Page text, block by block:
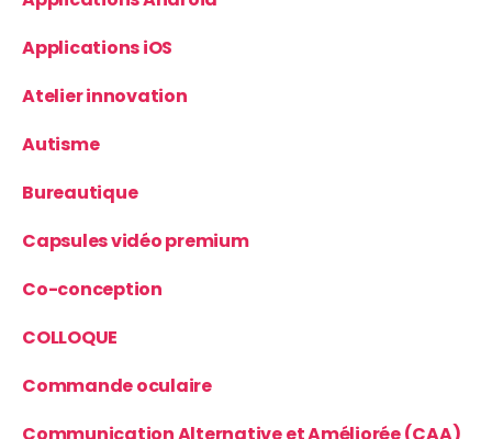
Applications iOS
Atelier innovation
Autisme
Bureautique
Capsules vidéo premium
Co-conception
COLLOQUE
Commande oculaire
Communication Alternative et Améliorée (CAA)